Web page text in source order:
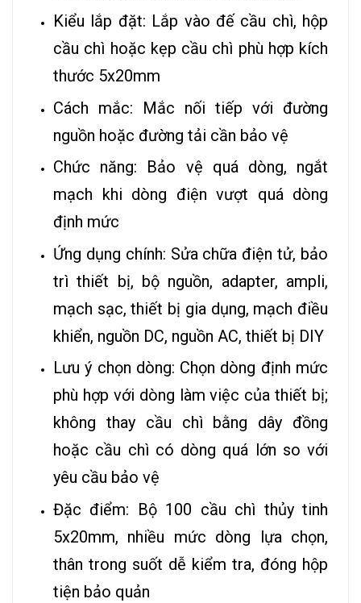
Kiểu lắp đặt: Lắp vào đế cầu chì, hộp
cầu chì hoặc kẹp cầu chì phù hợp kích
thước 5x20mm
Cách mắc: Mắc nối tiếp với đường
nguồn hoặc đường tải cần bảo vệ
Chức năng: Bảo vệ quá dòng, ngắt
mạch khi dòng điện vượt quá dòng
định mức
Ứng dụng chính: Sửa chữa điện tử, bảo
trì thiết bị, bộ nguồn, adapter, ampli,
mạch sạc, thiết bị gia dụng, mạch điều
khiển, nguồn DC, nguồn AC, thiết bị DIY
Lưu ý chọn dòng: Chọn dòng định mức
phù hợp với dòng làm việc của thiết bị;
không thay cầu chì bằng dây đồng
hoặc cầu chì có dòng quá lớn so với
yêu cầu bảo vệ
Đặc điểm: Bộ 100 cầu chì thủy tinh
5x20mm, nhiều mức dòng lựa chọn,
thân trong suốt dễ kiểm tra, đóng hộp
tiện bảo quản